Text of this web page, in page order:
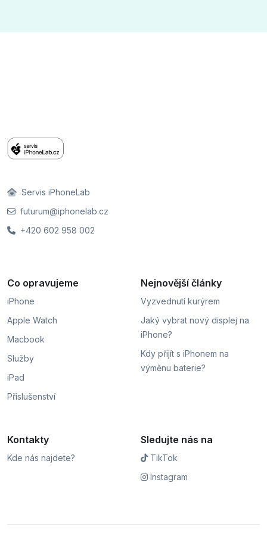
Servis iPhoneLab
futurum@iphonelab.cz
+420 602 958 002
Co opravujeme
iPhone
Apple Watch
Macbook
Služby
iPad
Příslušenství
Nejnovější články
Vyzvednutí kurýrem
Jaký vybrat nový displej na
iPhone?
Kdy přijít s iPhonem na
výměnu baterie?
Kontakty
Kde nás najdete?
Sledujte nás na
TikTok
Instagram